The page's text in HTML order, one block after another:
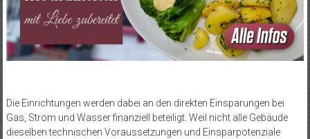
Die Einrichtungen werden dabei an den direkten Einsparungen bei
Gas, Strom und Wasser finanziell beteiligt. Weil nicht alle Gebäude
dieselben technischen Voraussetzungen und Einsparpotenziale